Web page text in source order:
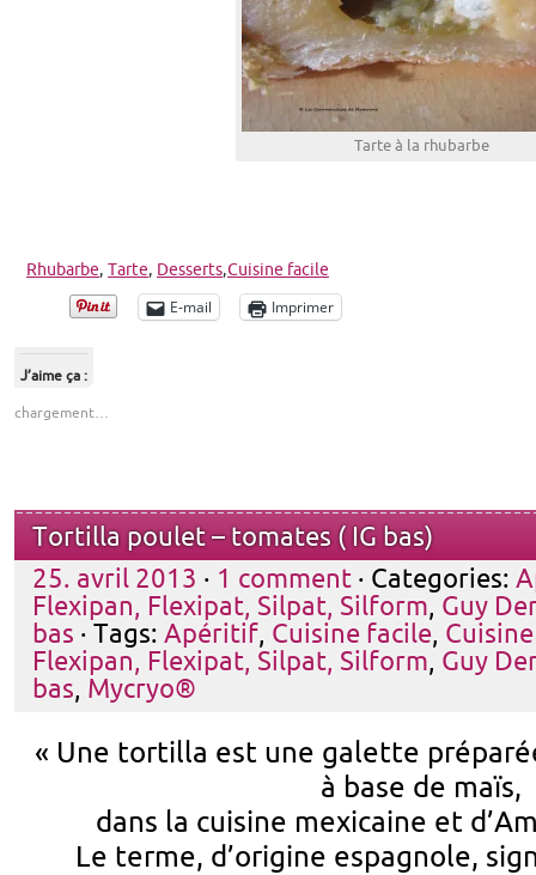
Tarte à la rhubarbe
Rhubarbe, Tarte, Desserts,Cuisine facile
E-mail Imprimer
J’aime ça :
chargement…
Tortilla poulet – tomates ( IG bas)
25. avril 2013 · 1 comment · Categories:
Flexipan, Flexipat, Silpat, Silform, Guy
bas · Tags: Apéritif, Cuisine facile,
Flexipan, Flexipat, Silpat, Silform, Guy
bas, Mycryo®
« Une tortilla est une galette
à base de maïs,
dans la cuisine mexicaine et d’
Le terme, d’origine espagnole,